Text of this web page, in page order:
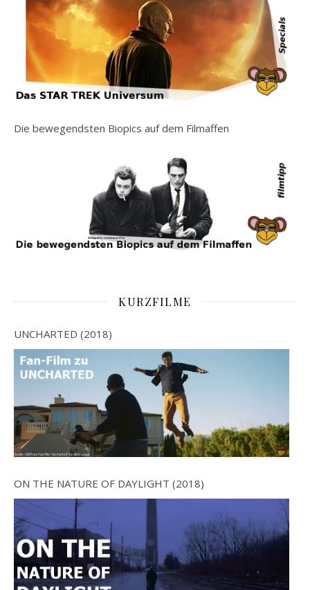
Die bewegendsten Biopics auf dem Filmaffen
KURZFILME
UNCHARTED (2018)
ON THE NATURE OF DAYLIGHT (2018)